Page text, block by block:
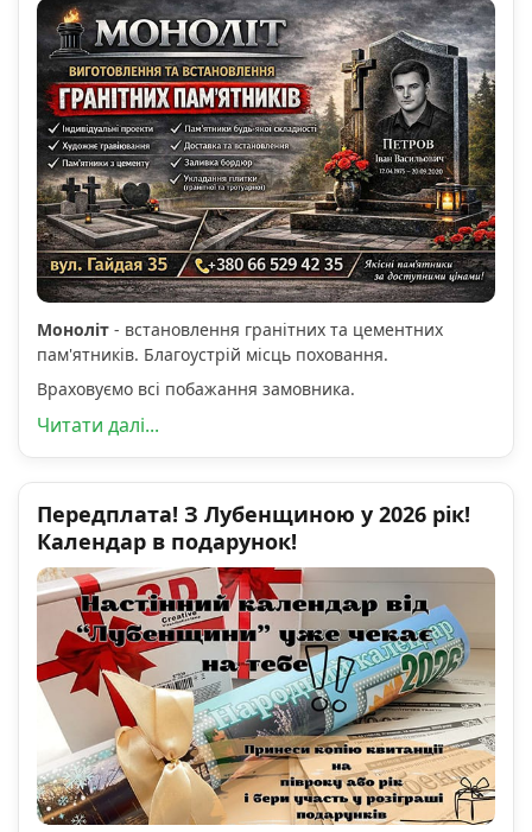
Моноліт - встановлення гранітних та цементних
пам'ятників. Благоустрій місць поховання.
Враховуємо всі побажання замовника.
Читати далі...
Передплата! З Лубенщиною у 2026 рік!
Календар в подарунок!